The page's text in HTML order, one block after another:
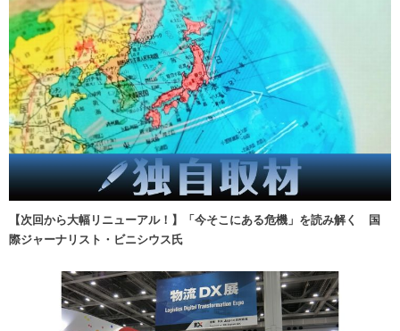
【次回から大幅リニューアル！】「今そこにある危機」を読み解く 国
際ジャーナリスト・ビニシウス氏